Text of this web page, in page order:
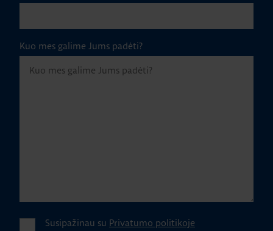
Kuo mes galime Jums padėti?
Susipažinau su Privatumo politikoje